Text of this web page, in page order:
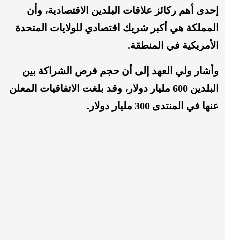
إحدى أهم ركائز علاقات البلدين الاقتصادية، وأن
المملكة هي أكبر شريك اقتصادي للولايات المتحدة
الأمريكية في المنطقة.
وأشار ولي العهد إلى أن حجم فرص الشراكة بين
البلدين 600 مليار دولار، وقد بلغت الاتفاقيات المعلن
عنها في المنتدى 300 مليار دولار.